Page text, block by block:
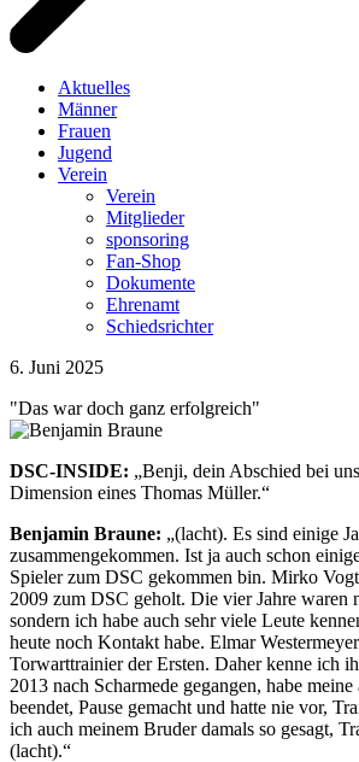
Aktuelles
Männer
Frauen
Jugend
Verein
Verein
Mitglieder
sponsoring
Fan-Shop
Dokumente
Ehrenamt
Schiedsrichter
6. Juni 2025
"Das war doch ganz erfolgreich"
DSC-INSIDE: „Benji, dein Abschied bei
Dimension eines Thomas Müller.“
Benjamin Braune: „(lacht). Es sind einige
zusammengekommen. Ist ja auch schon
Spieler zum DSC gekommen bin. Mirko
2009 zum DSC geholt. Die vier Jahre waren
sondern ich habe auch sehr viele Leute
heute noch Kontakt habe. Elmar
Torwarttrainier der Ersten. Daher kenne ich
2013 nach Scharmede gegangen, habe
beendet, Pause gemacht und hatte nie vor,
ich auch meinem Bruder damals so gesagt,
(lacht).“